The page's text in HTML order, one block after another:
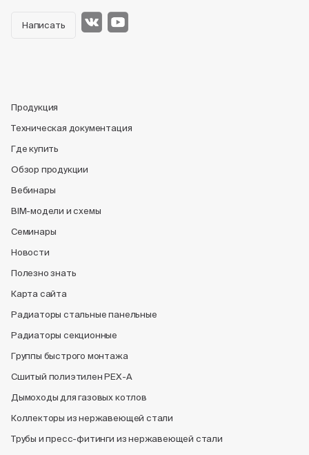
Написать
Продукция
Техническая документация
Где купить
Обзор продукции
Вебинары
BIM-модели и схемы
Семинары
Новости
Полезно знать
Карта сайта
Радиаторы стальные панельные
Радиаторы секционные
Группы быстрого монтажа
Сшитый полиэтилен PEX-A
Дымоходы для газовых котлов
Коллекторы из нержавеющей стали
Трубы и пресс-фитинги из нержавеющей стали